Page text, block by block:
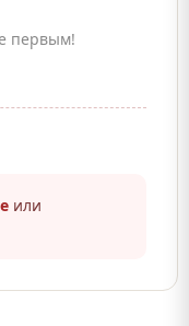
первым!
или